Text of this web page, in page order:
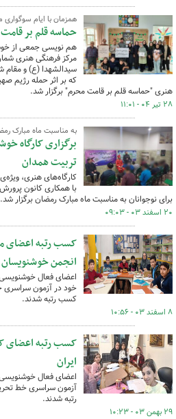
همزمان با ایام
حماسه قلم بر
هم نویسی جمعی از
مرکز فرهنگی هنری
سیدالشهدا (ع) و مقام
که بر اثر حمله رژیم
هنری "حماسه قلم بر قامت محرم" برگزار شد.
۲۸ تیر ۰۴ - ۱۱:۰۱
به مناسبت ماه مبارک
برگزاری کارگاه
تربیت همدان
کارگاه‌های هنری،
با همکاری کانون
برای نوجوانان به مناسبت ماه مبارک رمضان برگزار شد.
۲۰ اسفند ۰۳ - ۰۹:۰۳
انجمن خوشنویسان
خود در آزمون
کسب رتبه شدند.
۸ اسفند ۰۳ - ۱۰:۵۶
کسب رتبه اعضای
ایران
آزمون سراسری خط
رتبه شدند.
۲۹ بهمن ۰۳ - ۱۰:۲۳